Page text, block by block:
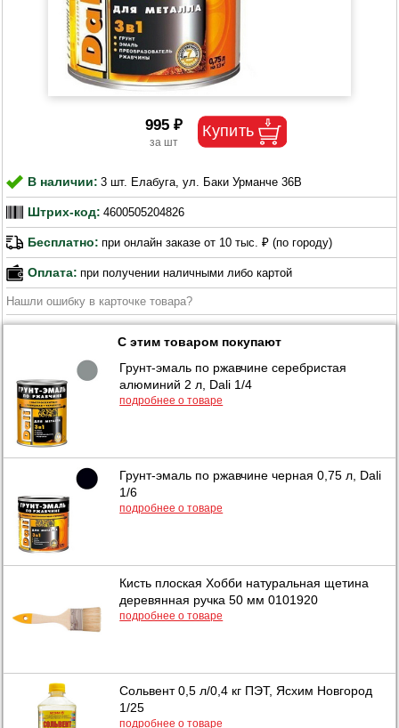
995 ₽
В наличии: 3 шт. Елабуга, ул. Баки Урманче 36В
Штрих-код: 4600505204826
Бесплатно: при онлайн заказе от 10 тыс. ₽ (по городу)
Оплата: при получении наличными либо картой
Нашли ошибку в карточке товара?
С этим товаром покупают
Грунт-эмаль по ржавчине серебристая
алюминий 2 л, Dali 1/4
подробнее о товаре
Грунт-эмаль по ржавчине черная 0,75 л, Dali
1/6
подробнее о товаре
Кисть плоская Хобби натуральная щетина
деревянная ручка 50 мм 0101920
подробнее о товаре
Сольвент 0,5 л/0,4 кг ПЭТ, Ясхим Новгород
1/25
подробнее о товаре